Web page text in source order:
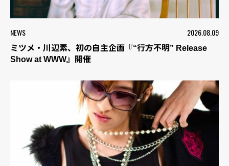
NEWS 2026.08.09
ミツメ・川辺素、初の自主企画『“行方不明” Release
Show at WWW』開催